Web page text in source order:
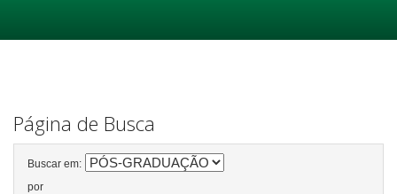
Página de Busca
Buscar em:
por